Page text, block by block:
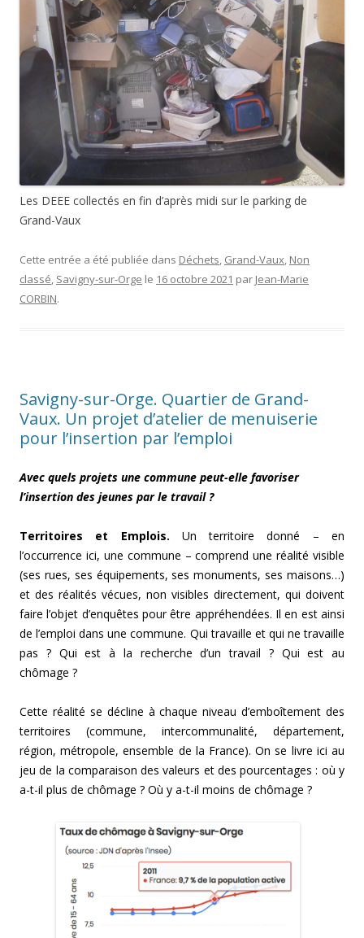
Les DEEE collectés en fin d’après midi sur le parking de
Grand-Vaux
Cette entrée a été publiée dans Déchets, Grand-Vaux, Non
classé, Savigny-sur-Orge le 16 octobre 2021 par Jean-Marie
CORBIN.
Savigny-sur-Orge. Quartier de Grand-
Vaux. Un projet d’atelier de menuiserie
pour l’insertion par l’emploi
Avec quels projets une commune peut-elle favoriser
l’insertion des jeunes par le travail ?
Territoires et Emplois. Un territoire donné – en
l’occurrence ici, une commune – comprend une réalité visible
(ses rues, ses équipements, ses monuments, ses maisons…)
et des réalités vécues, non visibles directement, qui doivent
faire l’objet d’enquêtes pour être appréhendées. Il en est ainsi
de l’emploi dans une commune. Qui travaille et qui ne travaille
pas ? Qui est à la recherche d’un travail ? Qui est au
chômage ?
Cette réalité se décline à chaque niveau d’emboîtement des
territoires (commune, intercommunalité, département,
région, métropole, ensemble de la France). On se livre ici au
jeu de la comparaison des valeurs et des pourcentages : où y
a-t-il plus de chômage ? Où y a-t-il moins de chômage ?